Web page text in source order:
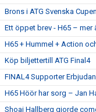
Brons i ATG Svenska Cupen
Ett öppet brev - H65 – mer
H65 + Hummel + Action
Köp biljettertill ATG Final4
FINAL4 Supporter
H65 Höör har sorg – Jan
Shoai Hallberg gjorde